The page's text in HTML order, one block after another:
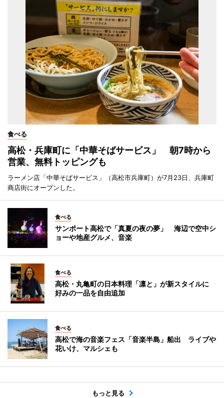
食べる
高松・兵庫町に「中華そばサービス」 朝7時から
営業、無料トッピングも
ラーメン店「中華そばサービス」（高松市兵庫町）が7月23日、兵庫町
商店街にオープンした。
食べる
サンポート高松で「真夏の夜の夢」 海辺で空中シ
ョーや地産グルメ、音楽
食べる
高松・丸亀町の日本料理「凛と」が新スタイルに
好みの一品を自由追加
食べる
高松で海の音楽フェス「音楽半島」船出 ライブや
花いけ、マルシェも
もっと見る